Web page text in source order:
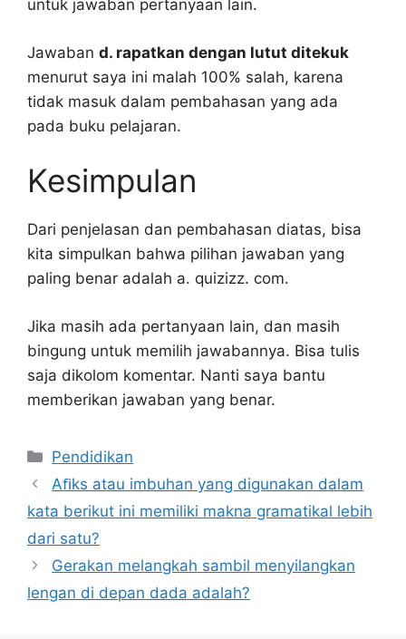
untuk jawaban pertanyaan lain.
Jawaban d. rapatkan dengan lutut ditekuk
menurut saya ini malah 100% salah, karena
tidak masuk dalam pembahasan yang ada
pada buku pelajaran.
Kesimpulan
Dari penjelasan dan pembahasan diatas, bisa
kita simpulkan bahwa pilihan jawaban yang
paling benar adalah a. quizizz. com.
Jika masih ada pertanyaan lain, dan masih
bingung untuk memilih jawabannya. Bisa tulis
saja dikolom komentar. Nanti saya bantu
memberikan jawaban yang benar.
Kategori
Pendidikan
Aﬁks atau imbuhan yang digunakan dalam
kata berikut ini memiliki makna gramatikal lebih
dari satu?
Gerakan melangkah sambil menyilangkan
lengan di depan dada adalah?